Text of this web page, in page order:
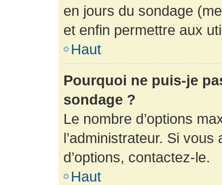
en jours du sondage
et enfin permettre aux
Haut
Pourquoi ne puis-je
sondage ?
Le nombre d’options
l’administrateur. Si
d’options, contactez-le.
Haut